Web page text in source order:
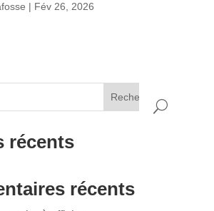
| Fév 26, 2026
Rechercher
récents
récents